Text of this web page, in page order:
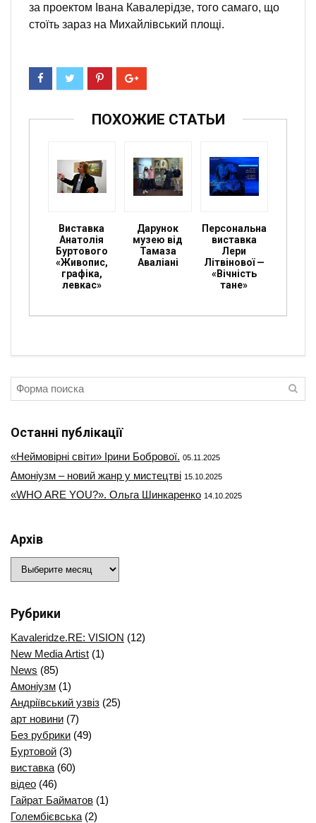
за проектом Івана Кавалерідзе, того самаго, що
стоїть зараз на Михайлівський площі.
ПОХОЖИЕ СТАТЬИ
Виставка
Анатолія
Буртового
«Живопис,
графіка,
левкаc»
Дарунок
музею від
Тамаза
Аваліані
Персональна
виставка
Лери
Літвінової —
«Вічність
тане»
Останні публікації
«Неймовірні світи» Ірини Бобрової. 05.11.2025
Амоніузм – новий жанр у мистецтві 15.10.2025
«WHO ARE YOU?». Ольга Шинкаренко 14.10.2025
Архів
Рубрики
Kavaleridze.RE: VISION (12)
New Media Artist (1)
News (85)
Амоніузм (1)
Андріївський узвіз (25)
арт новини (7)
Без рубрики (49)
Буртовой (3)
виставка (60)
відео (46)
Гайрат Байматов (1)
Голембієвська (2)